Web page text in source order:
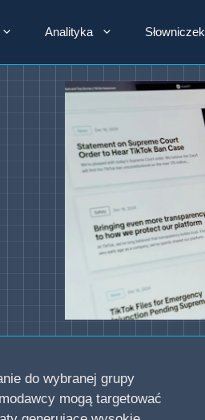
Analityka Słowniczek
do wybranej grupy
mogą targetować